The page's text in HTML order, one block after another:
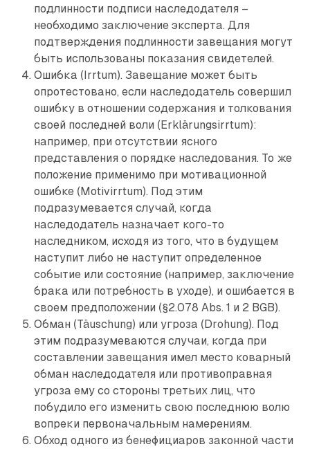
подлинности подписи наследодателя –
необходимо заключение эксперта. Для
подтверждения подлинности завещания могут
быть использованы показания свидетелей.
Ошибка (Irrtum). Завещание может быть
опротестовано, если наследодатель совершил
ошибку в отношении содержания и толкования
своей последней воли (Erklärungsirrtum):
например, при отсутствии ясного
представления о порядке наследования. То же
положение применимо при мотивационной
ошибке (Motivirrtum). Под этим
подразумевается случай, когда
наследодатель назначает кого-то
наследником, исходя из того, что в будущем
наступит либо не наступит определенное
событие или состояние (например, заключение
брака или потребность в уходе), и ошибается в
своем предположении (§2.078 Abs. 1 и 2 BGB).
Обман (Täuschung) или угроза (Drohung). Под
этим подразумеваются случаи, когда при
составлении завещания имел место коварный
обман наследодателя или ­противоправная
угроза ему со стороны третьих лиц, что
побудило его изменить свою последнюю волю
вопреки первоначальным намерениям.
Обход одного из бенефициаров законной части